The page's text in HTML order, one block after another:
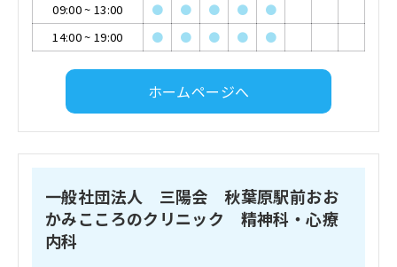
09:00~ 13:00 ● ● ● ●
●
14:00~ 19:00 ● ● ● ● ●
ホームページへ
一般社団法人 三陽会 秋葉原駅前おお
かみこころのクリニック 精神科・心療
内科